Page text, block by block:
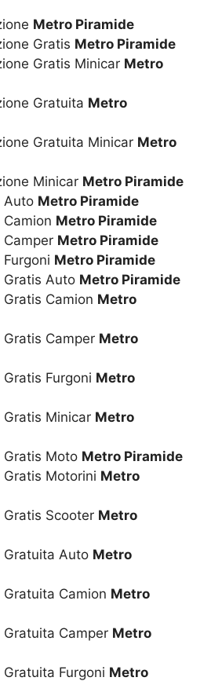
Metro Piramide
Gratis Metro Piramide
Gratis Minicar Metro
Gratuita Metro
Gratuita Minicar Metro
Minicar Metro Piramide
Auto Metro Piramide
Metro Piramide
Camper Metro Piramide
Metro Piramide
Gratis Auto Metro Piramide
Camion Metro
Gratis Camper Metro
Furgoni Metro
Gratis Minicar Metro
Gratis Moto Metro Piramide
Gratis Motorini Metro
Gratis Scooter Metro
Gratuita Auto Metro
Gratuita Camion Metro
Gratuita Camper Metro
Furgoni Metro